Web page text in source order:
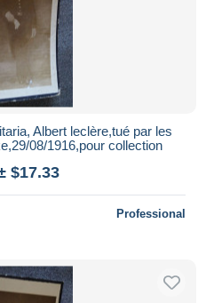
Albert leclère,tué par les
08/1916,pour collection
$17.33
Professional